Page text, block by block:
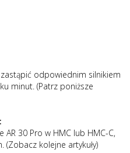
odpowiednim silnikiem
minut. (Patrz poniższe
30 Pro w HMC lub HMC-C,
kolejne artykuły)